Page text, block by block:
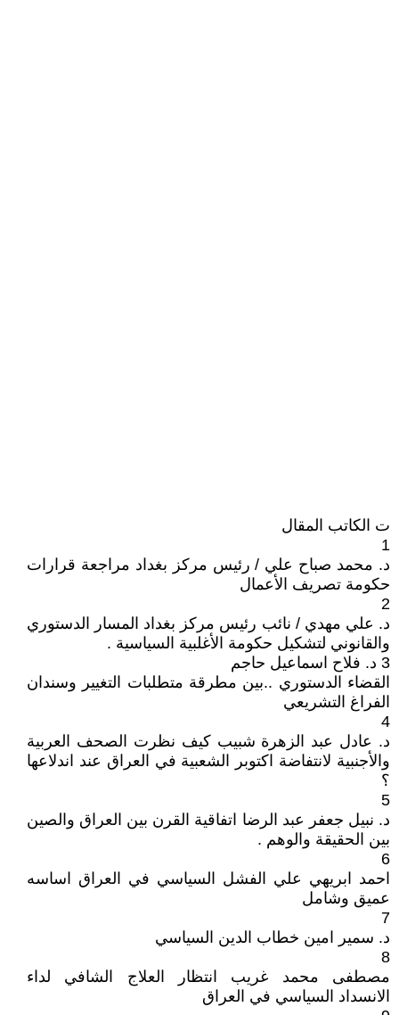
ت الكاتب المقال
1
د. محمد صباح علي / رئيس مركز بغداد مراجعة قرارات
حكومة تصريف الأعمال
2
د. علي مهدي / نائب رئيس مركز بغداد المسار الدستوري
والقانوني لتشكيل حكومة الأغلبية السياسية .
3 د. فلاح اسماعيل حاجم
القضاء الدستوري ..بين مطرقة متطلبات التغيير وسندان
الفراغ التشريعي
4
د. عادل عبد الزهرة شبيب كيف نظرت الصحف العربية
والأجنبية لانتفاضة اكتوبر الشعبية في العراق عند اندلاعها
؟
5
د. نبيل جعفر عبد الرضا اتفاقية القرن بين العراق والصين
بين الحقيقة والوهم .
6
احمد ابريهي علي الفشل السياسي في العراق اساسه
عميق وشامل
7
د. سمير امين خطاب الدين السياسي
8
مصطفى محمد غريب انتظار العلاج الشافي لداء
الانسداد السياسي في العراق